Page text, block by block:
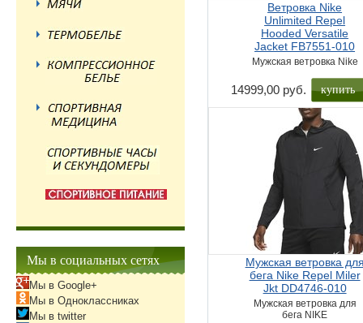
Ветровка Nike
Unlimited Repel
Hooded Versatile
Jacket FB7551-010
Мужская ветровка Nike
14999,00 руб. купить
Мужская ветровка
бега Nike Repel Miler
Jkt DD4746-010
Мужская ветровка для
бега NIKE
Мы в социальных сетях
Мы в Google+
Мы в Одноклассниках
Мы в twitter